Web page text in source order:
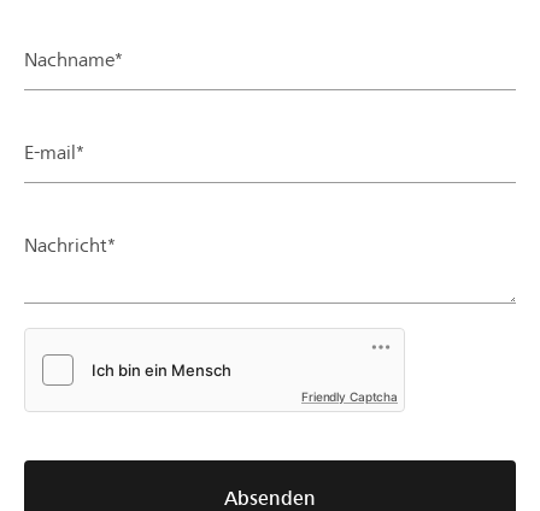
Nachname*
E-mail*
Nachricht*
Friendly Captcha
Absenden